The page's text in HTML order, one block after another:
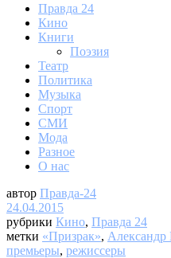
Правда 24
Кино
Книги
Поэзия
Театр
Политика
Музыка
Спорт
СМИ
Мода
Разное
О нас
автор Правда-24
24.04.2015
рубрики Кино, Правда 24
метки «Призрак»,
премьеры, режиссеры